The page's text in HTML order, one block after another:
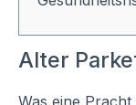
Alter
Was eine